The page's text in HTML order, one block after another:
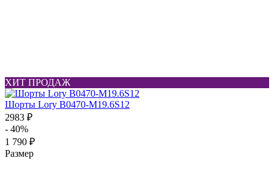
ХИТ ПРОДАЖ
Шорты Lory B0470-M19.6S12
2983 ₽
- 40%
1 790 ₽
Размер